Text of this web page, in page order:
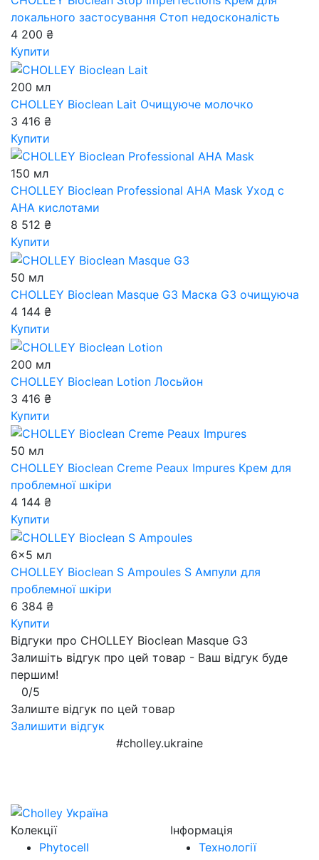
локального застосування Стоп недосконалість
4 200 ₴
Купити
200 мл
CHOLLEY Bioclean Lait Очищуюче молочко
3 416 ₴
Купити
150 мл
CHOLLEY Bioclean Professional AHA Mask Уход с
AHA кислотами
8 512 ₴
Купити
50 мл
CHOLLEY Bioclean Masque G3 Маска G3 очищуюча
4 144 ₴
Купити
200 мл
CHOLLEY Bioclean Lotion Лосьйон
3 416 ₴
Купити
50 мл
CHOLLEY Bioclean Creme Peaux Impures Крем для
проблемної шкіри
4 144 ₴
Купити
6x5 мл
CHOLLEY Bioclean S Ampoules S Ампули для
проблемної шкіри
6 384 ₴
Купити
Відгуки про CHOLLEY Bioclean Masque G3
Залишіть відгук про цей товар - Ваш відгук буде
першим!
0/5
Залиште відгук по цей товар
Залишити відгук
#cholley.ukraine
Колекції
Phytocell
Інформація
Технології